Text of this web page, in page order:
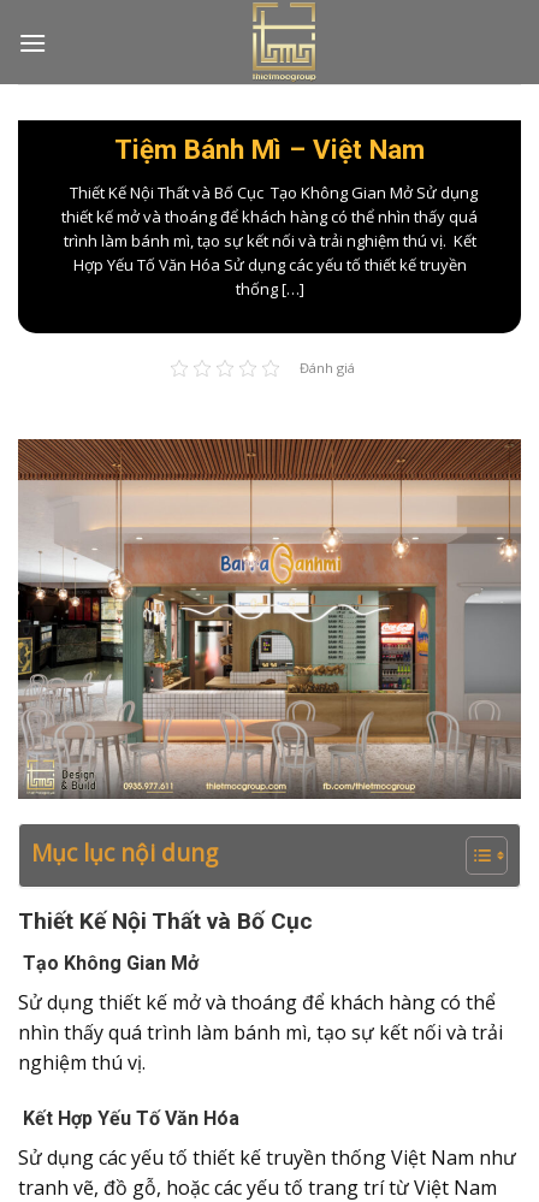
Tiệm Bánh Mì – Việt Nam
Thiết Kế Nội Thất và Bố Cục Tạo Không Gian Mở Sử dụng
thiết kế mở và thoáng để khách hàng có thể nhìn thấy quá
trình làm bánh mì, tạo sự kết nối và trải nghiệm thú vị. Kết
Hợp Yếu Tố Văn Hóa Sử dụng các yếu tố thiết kế truyền
thống […]
Đánh giá
Mục lục nội dung
Thiết Kế Nội Thất và Bố Cục
Tạo Không Gian Mở
Sử dụng thiết kế mở và thoáng để khách hàng có thể
nhìn thấy quá trình làm bánh mì, tạo sự kết nối và trải
nghiệm thú vị.
Kết Hợp Yếu Tố Văn Hóa
Sử dụng các yếu tố thiết kế truyền thống Việt Nam như
tranh vẽ, đồ gỗ, hoặc các yếu tố trang trí từ Việt Nam